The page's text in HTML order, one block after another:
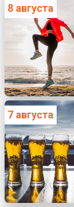
8 августа
7 августа